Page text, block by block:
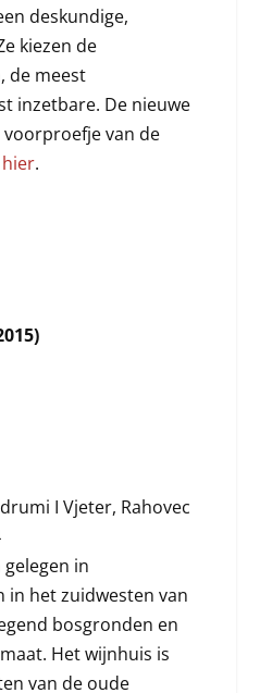
deskundige,
kiezen de
de meest
inzetbare. De nieuwe
voorproefje van de
hier.
I Vjeter, Rahovec
in
in het zuidwesten van
bosgronden en
Het wijnhuis is
van de oude